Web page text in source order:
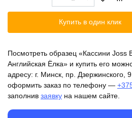
товара
Joss
Английская
Ёлка
Купить в один клик
Посмотреть образец «Кассини Joss
Английская Ёлка» и купить его
адресу: г. Минск, пр.
оформить заказ по телефону —
заполнив заявку на нашем сайте.